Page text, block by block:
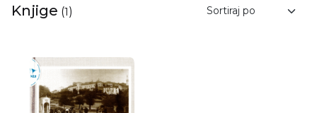
Knjige (1)